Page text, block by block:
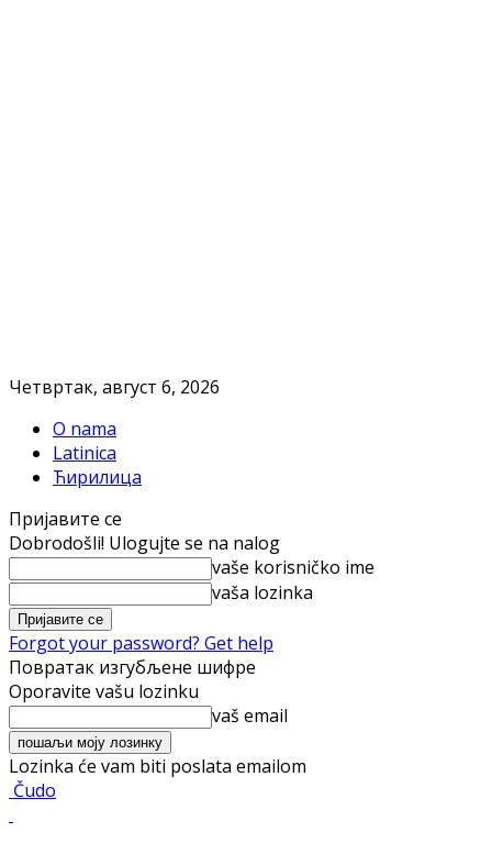
Четвртак, август 6, 2026
O nama
Latinica
Ћирилица
Пријавите се
Dobrodošli! Ulogujte se na nalog
vaše korisničko ime
vaša lozinka
Forgot your password? Get help
Повратак изгубљене шифре
Oporavite vašu lozinku
vaš email
Lozinka će vam biti poslata emailom
Čudo